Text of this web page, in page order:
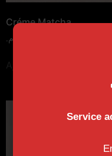
Créme Matcha
د.م.
Ajouter au panier
Service